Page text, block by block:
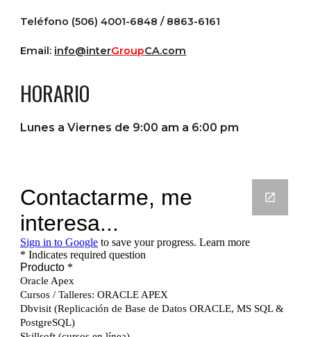
Teléfono (506) 4001-6848 / 8863-6161
Email: info@interGroupCA.com
HORARIO
Lunes a Viernes de 9:00 am a 6:00 pm